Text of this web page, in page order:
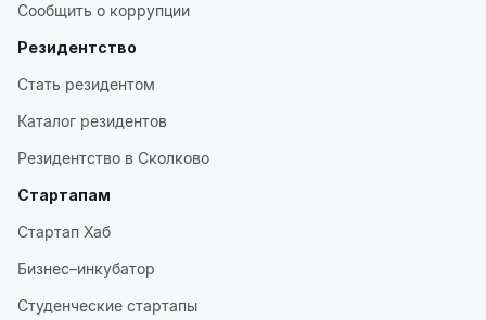
Сообщить о коррупции
Резидентство
Стать резидентом
Каталог резидентов
Резидентство в Сколково
Стартапам
Стартап Хаб
Бизнес–инкубатор
Студенческие стартапы